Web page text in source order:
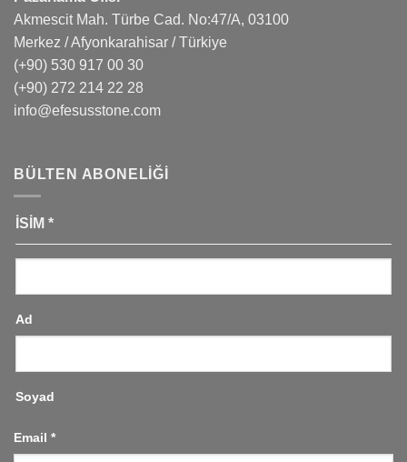
Akmescit Mah. Türbe Cad. No:47/A, 03100
Merkez / Afyonkarahisar / Türkiye
(+90) 530 917 00 30
(+90) 272 214 22 28
info@efesusstone.com
BÜLTEN ABONELIĞI
İSIM *
Ad
Soyad
Email *